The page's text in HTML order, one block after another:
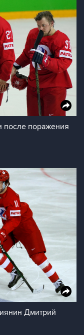
после поражения
Дмитрий